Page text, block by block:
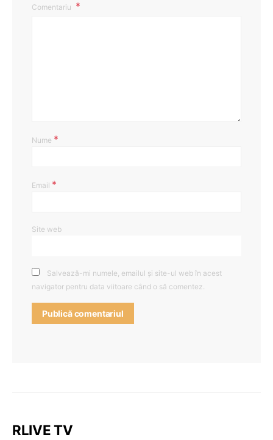
Comentariu
Nume *
Email *
Site web
Salvează-mi numele, emailul și site-ul web în acest
navigator pentru data viitoare când o să comentez.
RLIVE TV